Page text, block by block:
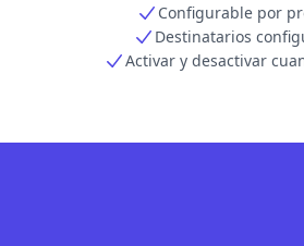
Configurable por
Destinatarios
Activar y desactivar